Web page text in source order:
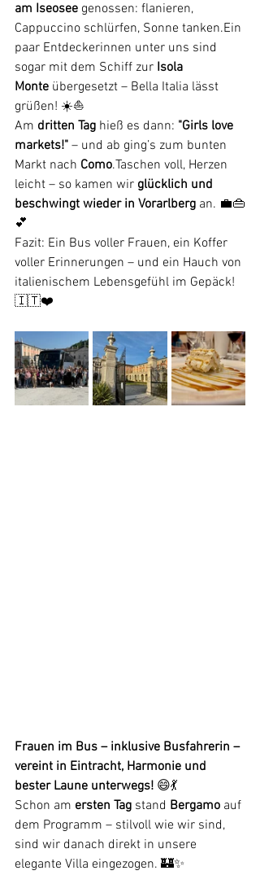
am Iseosee genossen: flanieren,
Cappuccino schlürfen, Sonne tanken.Ein
paar Entdeckerinnen unter uns sind
sogar mit dem Schiff zur Isola
Monte übergesetzt – Bella Italia lässt
grüßen! ☀️⛵
Am dritten Tag hieß es dann: "Girls love
markets!" – und ab ging’s zum bunten
Markt nach Como.Taschen voll, Herzen
leicht – so kamen wir glücklich und
beschwingt wieder in Vorarlberg an. 💼👜
💕
Fazit: Ein Bus voller Frauen, ein Koffer
voller Erinnerungen – und ein Hauch von
italienischem Lebensgefühl im Gepäck!
🇮🇹❤️
Frauen im Bus – inklusive Busfahrerin –
vereint in Eintracht, Harmonie und
bester Laune unterwegs! 😄💃
Schon am ersten Tag stand Bergamo auf
dem Programm – stilvoll wie wir sind,
sind wir danach direkt in unsere
elegante Villa eingezogen. 🏰✨